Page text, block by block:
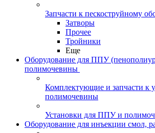
Запчасти к пескоструйному
Затворы
Прочее
Тройники
Еще
Оборудование для ППУ
полимочевины
Комплектующие и запчасти к
полимочевины
Установки для ППУ и
Оборудование для инъекции смол,